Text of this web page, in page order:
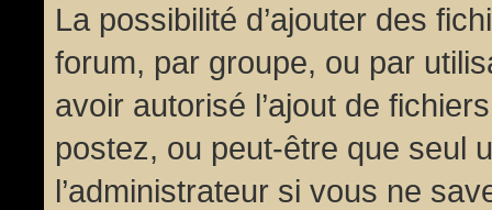
La possibilité d’ajouter des
forum, par groupe, ou par
avoir autorisé l’ajout de
postez, ou peut-être que seul
l’administrateur si vous ne